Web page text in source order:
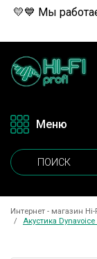
💛💙 Мы
Меню
Интернет - магазин Hi-
Акустика